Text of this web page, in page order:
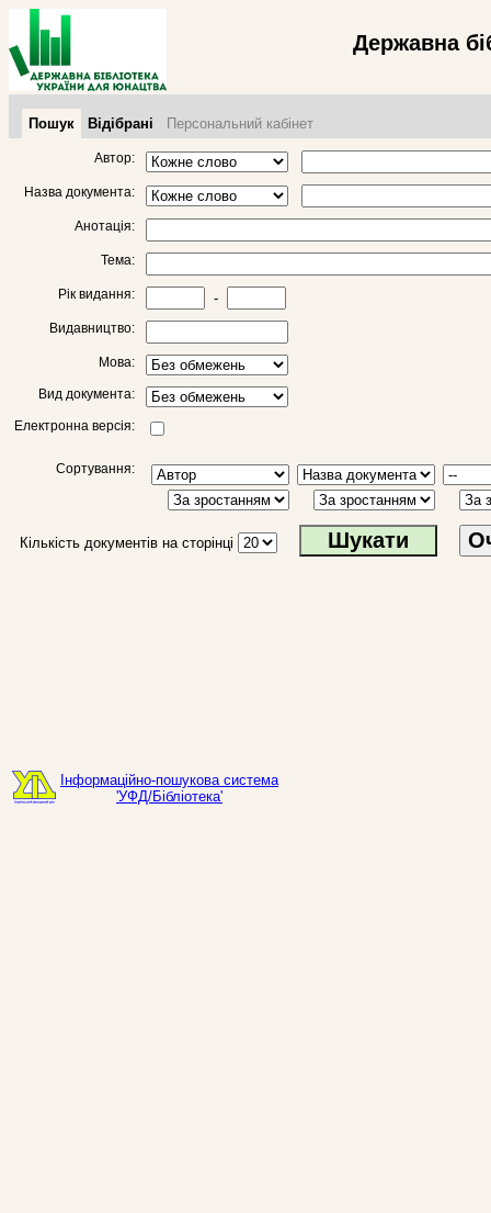
Державна
Пошук Відібрані Персональний кабінет
Автор:
Назва документа:
Анотація:
Тема:
Рік видання: -
Видавництво:
Мова:
Вид документа:
Електронна версія:
Сортування:
Кількість документів на сторінці
Інформаційно-пошукова система
'УФД/Бібліотека'